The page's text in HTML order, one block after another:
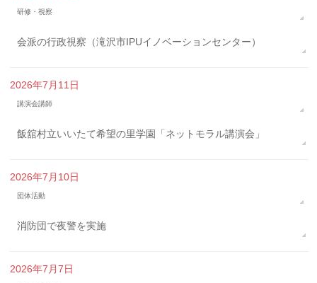
研修・視察
会派の行政視察（滝沢市IPUイノベーションセンター）
2026年7月11日
講演会講師
飯舘村立いいたて希望の里学園「ネットモラル講演会」
2026年7月10日
団体活動
消防団で夜警を実施
2026年7月7日